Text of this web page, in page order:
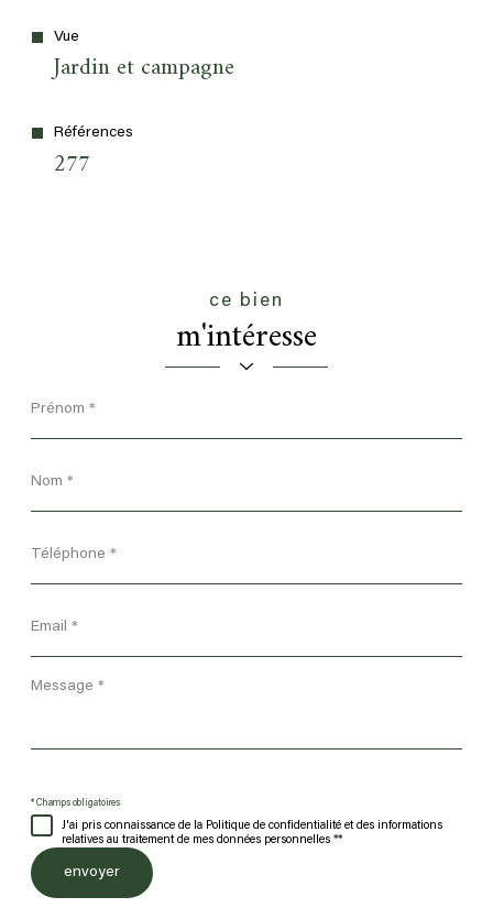
Vue
Jardin et campagne
Références
277
ce bien
m'intéresse
*
*
*
*
Message
* Champs obligatoires
J'ai pris connaissance de la Politique de confidentialité et des informations
relatives au traitement de mes données personnelles **
envoyer